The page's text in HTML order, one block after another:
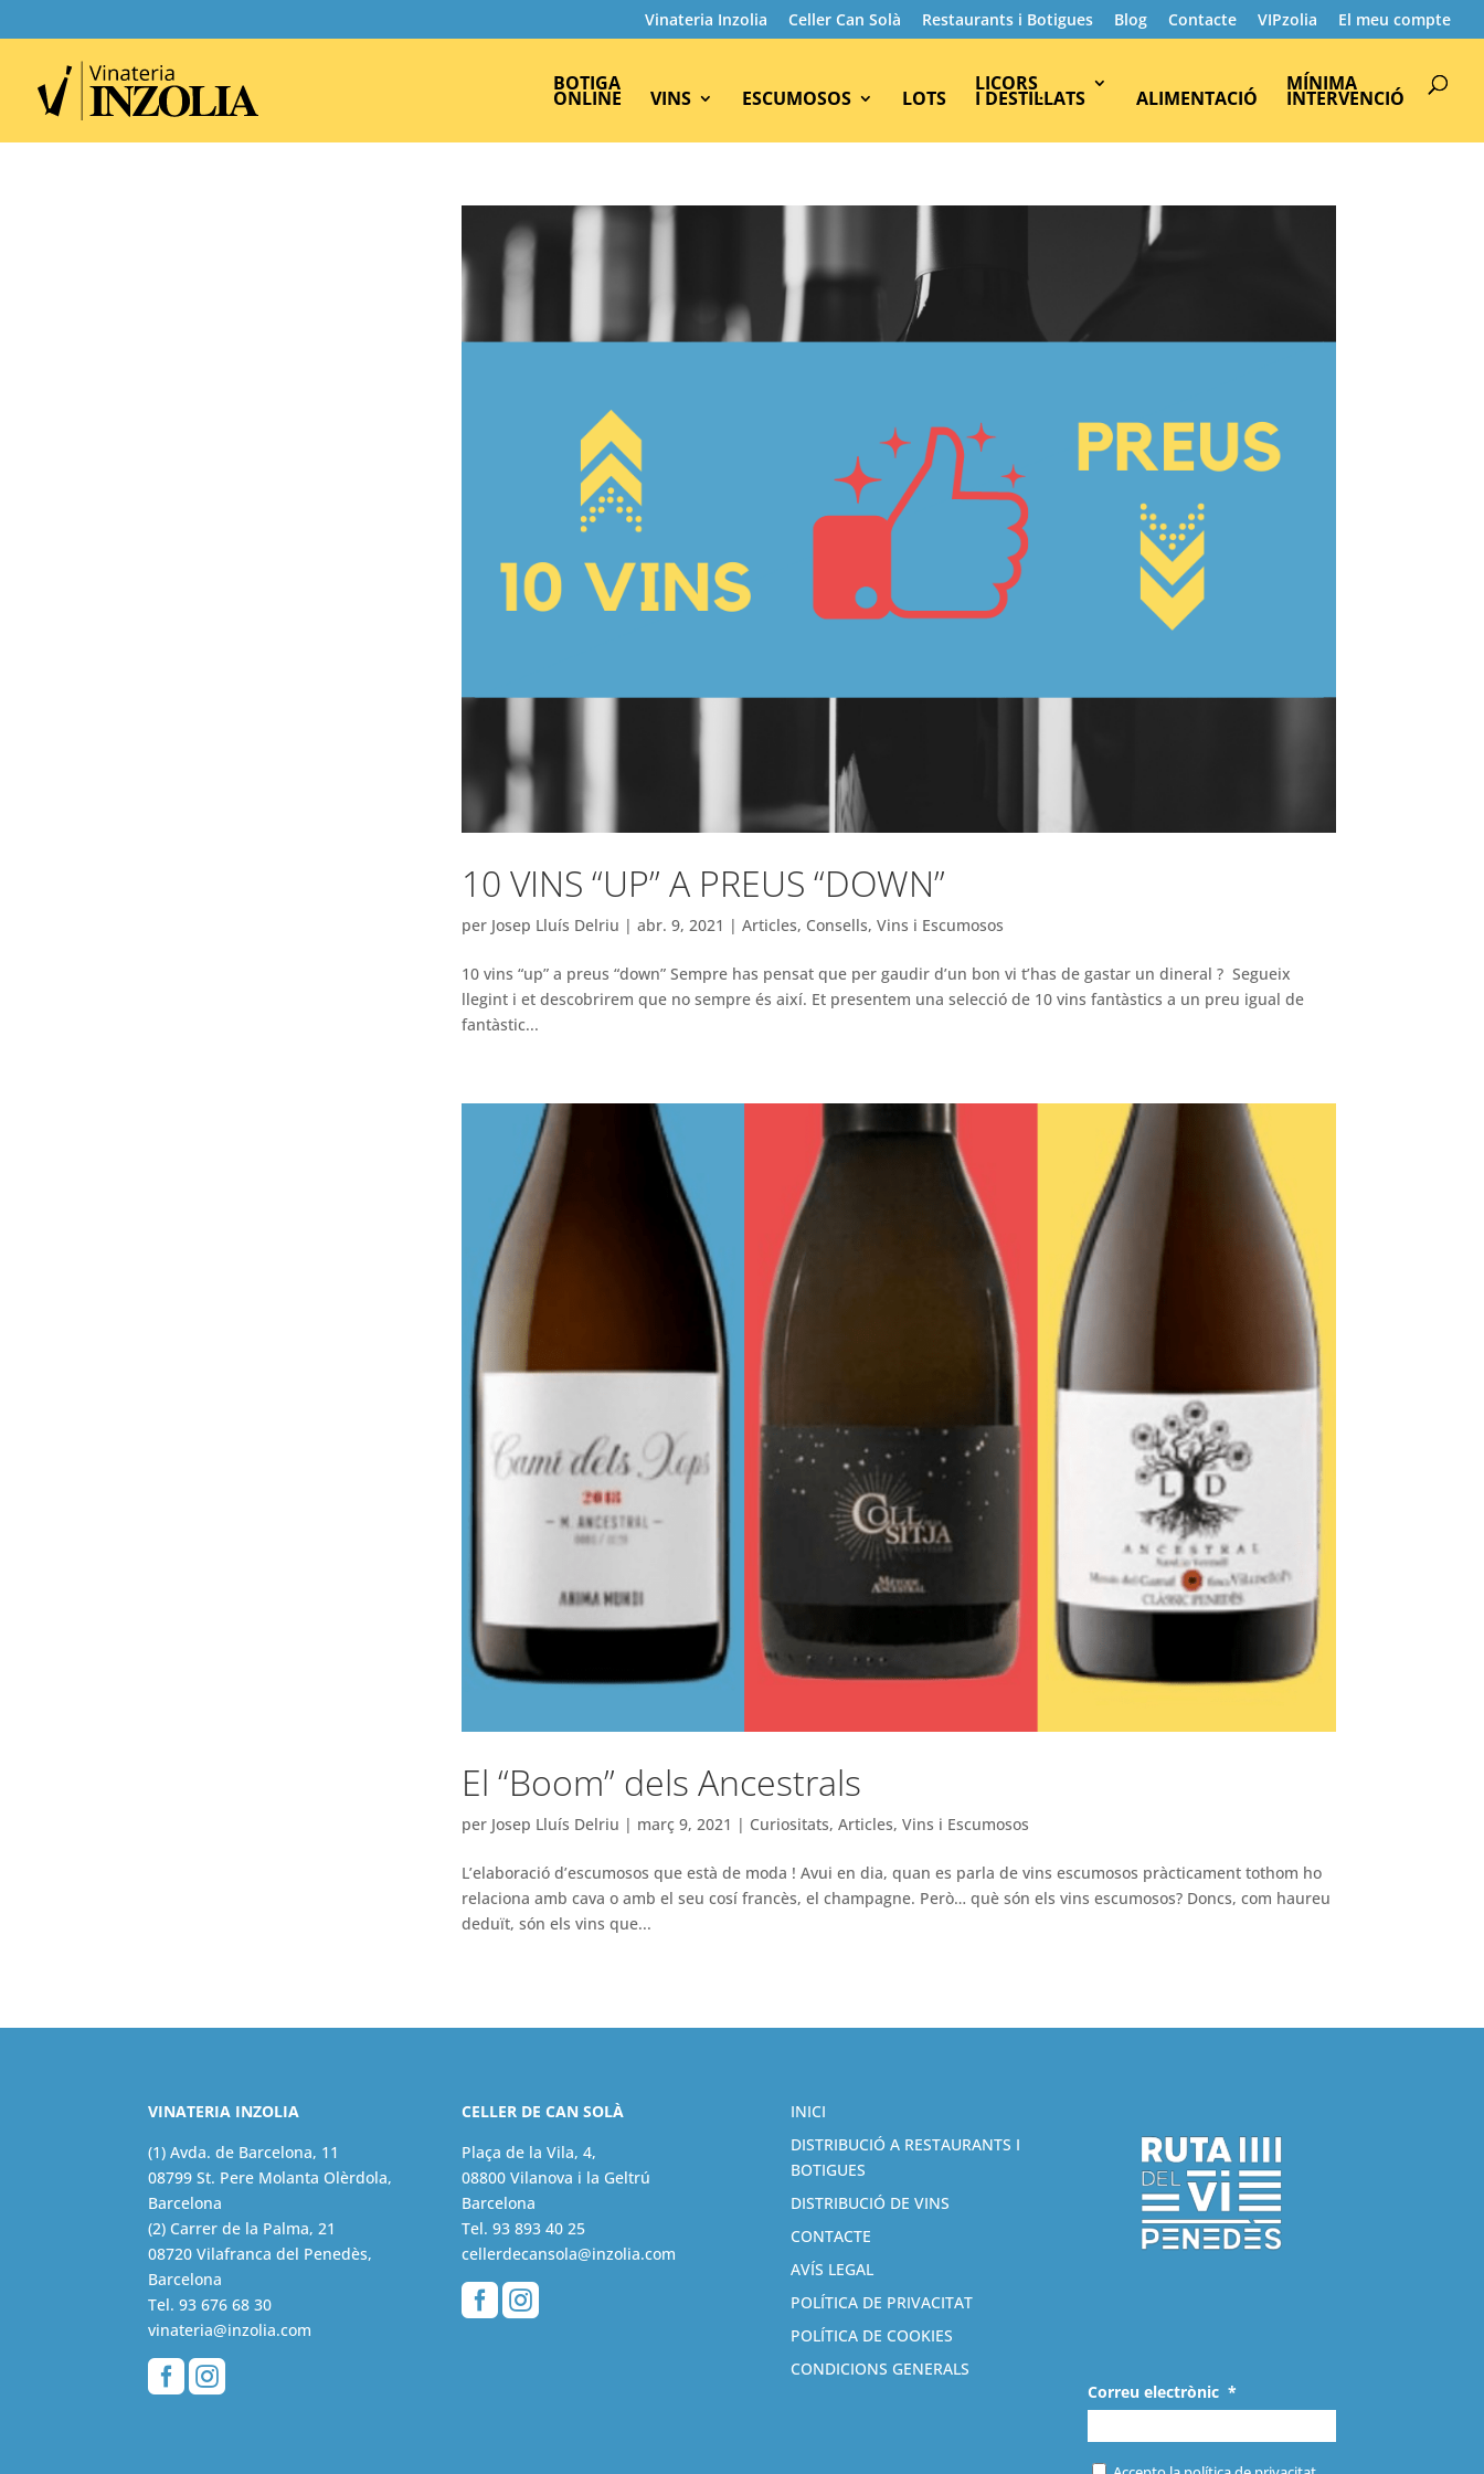
Vinateria Inzolia Celler Can Solà Restaurants i Botigues Blog Contacte VIPzolia El meu compte
BOTIGA
ONLINE VINS ESCUMOSOS LOTS
LICORS
I DESTIL·LATS ALIMENTACIÓ
MÍNIMA
INTERVENCIÓ
search
10 VINS “UP” A PREUS “DOWN”
per Josep Lluís Delriu | abr. 9, 2021 | Articles, Consells, Vins i Escumosos
10 vins “up” a preus “down” Sempre has pensat que per gaudir d’un bon vi t’has de gastar un dineral ? Segueix
llegint i et descobrirem que no sempre és així. Et presentem una selecció de 10 vins fantàstics a un preu igual de
fantàstic...
El “Boom” dels Ancestrals
per Josep Lluís Delriu | març 9, 2021 | Curiositats, Articles, Vins i Escumosos
L’elaboració d’escumosos que està de moda ! Avui en dia, quan es parla de vins escumosos pràcticament tothom ho
relaciona amb cava o amb el seu cosí francès, el champagne. Però… què són els vins escumosos? Doncs, com haureu
deduït, són els vins que...
VINATERIA INZOLIA
(1) Avda. de Barcelona, 11
08799 St. Pere Molanta Olèrdola,
Barcelona
(2) Carrer de la Palma, 21
08720 Vilafranca del Penedès,
Barcelona
Tel.93 676 68 30
vinateria@inzolia.com
 
CELLER DE CAN SOLÀ
Plaça de la Vila, 4,
08800 Vilanova i la Geltrú
Barcelona
Tel. 93 893 40 25
cellerdecansola@inzolia.com
 
INICI
DISTRIBUCIÓ A RESTAURANTS I
BOTIGUES
DISTRIBUCIÓ DE VINS
CONTACTE
AVÍS LEGAL
POLÍTICA DE PRIVACITAT
POLÍTICA DE COOKIES
CONDICIONS GENERALS
Correu electrònic *